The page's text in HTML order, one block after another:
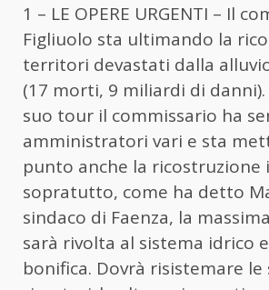
1 – LE OPERE URGENTI – Il
Figliuolo sta ultimando la
territori devastati dalla
(17 morti, 9 miliardi di
suo tour il commissario ha
amministratori vari e sta
punto anche la ricostruzione
sopratutto, come ha detto
sindaco di Faenza, la
sarà rivolta al sistema idrico
bonifica. Dovrà risistemare le